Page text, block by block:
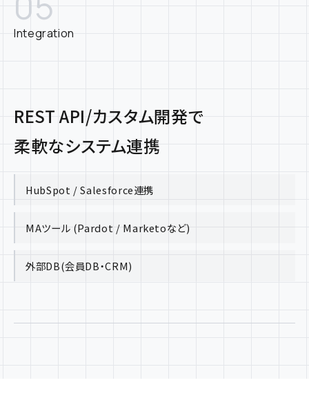
Integration
REST API/カスタム開発で
柔軟なシステム連携
HubSpot / Salesforce連携
MAツール (Pardot / Marketoなど)
外部DB(会員DB・CRM)